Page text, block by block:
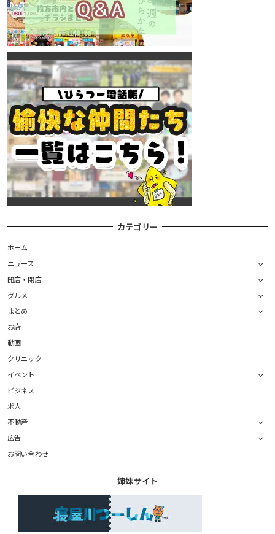
カテゴリー
ホーム
ニュース
開店・閉店
グルメ
まとめ
お店
動画
クリニック
イベント
ビジネス
求人
不動産
広告
お問い合わせ
姉妹サイト